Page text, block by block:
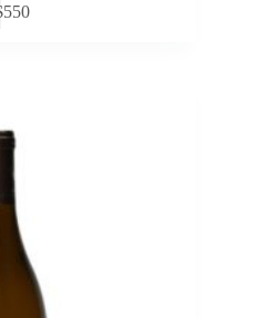
550